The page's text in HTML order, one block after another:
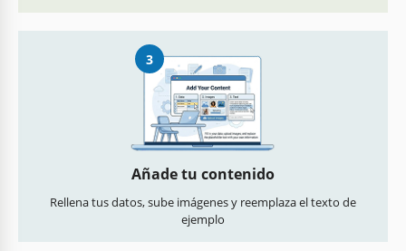
3
Añade tu contenido
Rellena tus datos, sube imágenes y reemplaza el texto de
ejemplo